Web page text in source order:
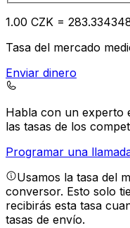
1.00 CZK = 283.33
Tasa del mercado
Enviar dinero
Habla con un experto
las tasas de los
Programar una
Usamos la tasa del
conversor. Esto solo
recibirás esta tasa
tasas de envío.